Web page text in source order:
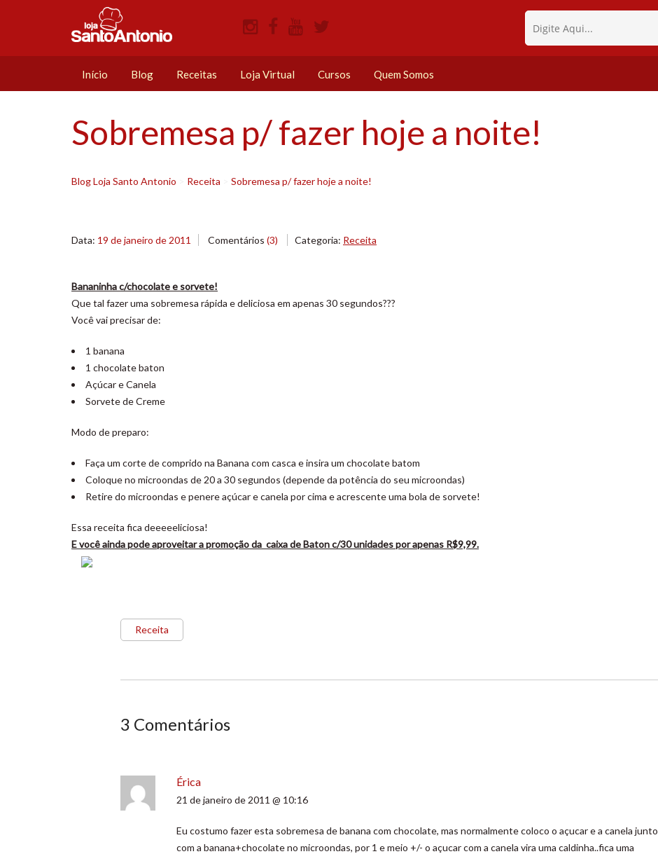
Início Blog Receitas Loja Virtual Cursos Quem Somos
Sobremesa p/ fazer hoje a noite!
Blog Loja Santo Antonio Receita Sobremesa p/ fazer hoje a noite!
Data: 19 de janeiro de 2011 Comentários (3) Categoria: Receita
Bananinha c/chocolate e sorvete!
Que tal fazer uma sobremesa rápida e deliciosa em apenas 30 segundos???
Você vai precisar de:
1 banana
1 chocolate baton
Açúcar e Canela
Sorvete de Creme
Modo de preparo:
Faça um corte de comprido na Banana com casca e insira um chocolate batom
Coloque no microondas de 20 a 30 segundos (depende da potência do seu microondas)
Retire do microondas e penere açúcar e canela por cima e acrescente uma bola de sorvete!
Essa receita fica deeeeeliciosa!
E você ainda pode aproveitar a promoção da caixa de Baton c/30 unidades por apenas R$9,99.
Receita
3 Comentários
Érica
21 de janeiro de 2011 @ 10:16
Eu costumo fazer esta sobremesa de banana com chocolate, mas normalmente coloco o açucar e a canela junto
com a banana+chocolate no microondas, por 1 e meio +/- o açucar com a canela vira uma caldinha..fica uma